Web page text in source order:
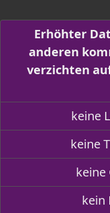
Erhöhter
anderen
verzichten
keine
keine
keine
kein